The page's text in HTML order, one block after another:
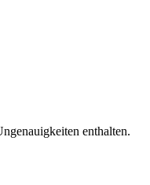
enthalten.